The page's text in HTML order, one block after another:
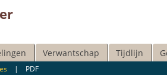
Verwantschap Tijdlijn
| PDF